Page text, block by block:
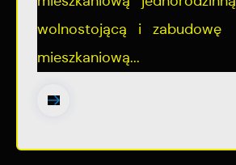
wolnostojącą i zabudowę
mieszkaniową...